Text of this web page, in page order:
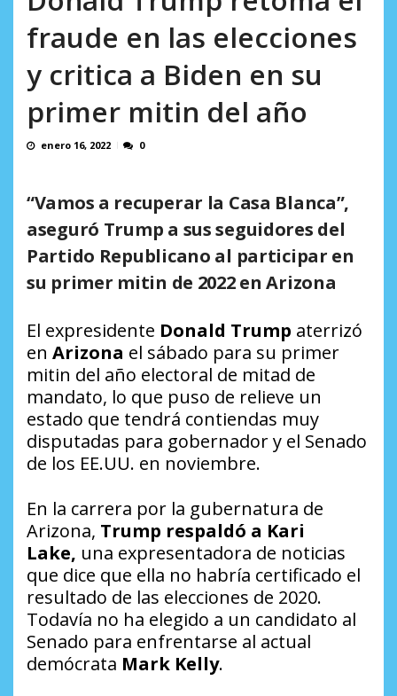
fraude en las elecciones
y critica a Biden en su
primer mitin del año
enero 16, 2022 0
“Vamos a recuperar la Casa Blanca”,
aseguró Trump a sus seguidores del
Partido Republicano al participar en
su primer mitin de 2022 en Arizona
El expresidente Donald Trump aterrizó
en Arizona el sábado para su primer
mitin del año electoral de mitad de
mandato, lo que puso de relieve un
estado que tendrá contiendas muy
disputadas para gobernador y el Senado
de los EE.UU. en noviembre.
En la carrera por la gubernatura de
Arizona, Trump respaldó a Kari
Lake, una expresentadora de noticias
que dice que ella no habría certificado el
resultado de las elecciones de 2020.
Todavía no ha elegido a un candidato al
Senado para enfrentarse al actual
demócrata Mark Kelly.